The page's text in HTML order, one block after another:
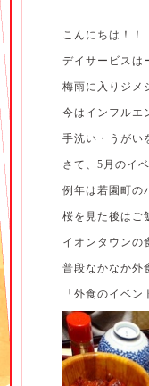
こんにちは！！
デイサービスは
梅雨に入りジメ
今はインフルエ
手洗い・うがい
さて、5月のイ
例年は若園町の
桜を見た後はご
イオンタウンの
普段なかなか外
「外食のイベ